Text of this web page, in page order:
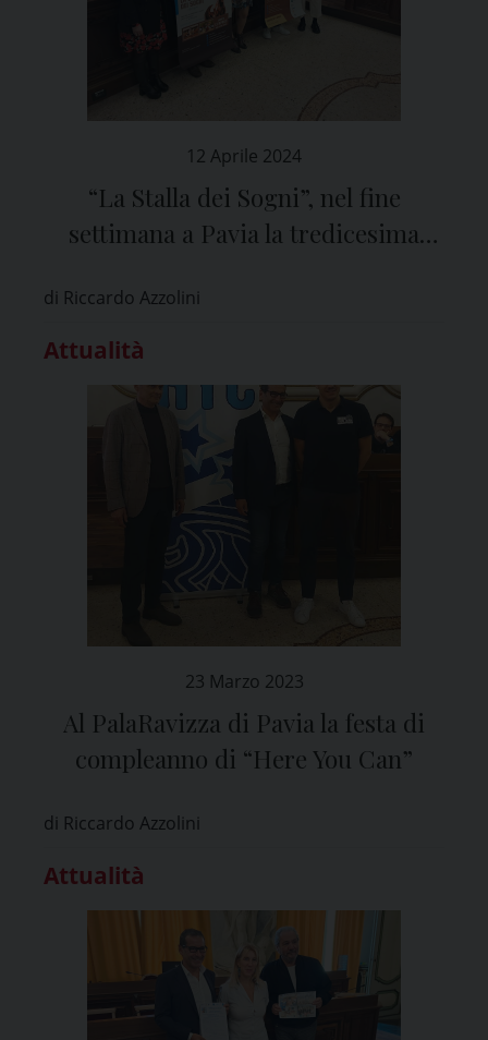
12 Aprile 2024
“La Stalla dei Sogni”, nel fine
settimana a Pavia la tredicesima
di Riccardo Azzolini
Attualità
23 Marzo 2023
Al PalaRavizza di Pavia la festa di
compleanno di “Here You Can”
di Riccardo Azzolini
Attualità